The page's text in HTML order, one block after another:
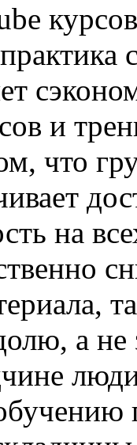
и
что
на
а